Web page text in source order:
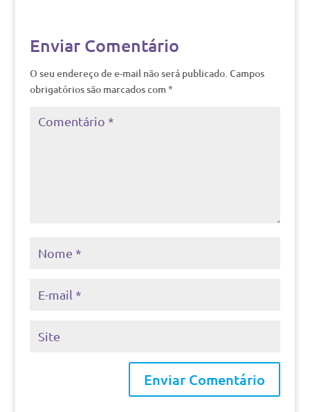
Enviar Comentário
O seu endereço de e-mail não será publicado. Campos
obrigatórios são marcados com *